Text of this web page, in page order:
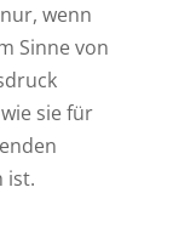
wenn
Sinne von
sie für
ist.